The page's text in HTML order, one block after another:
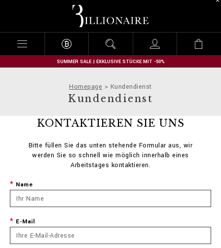
l
l
o
n
r
e
SUMMER SALE | EXKLUSIVE STÜCKE MIT -50%
Homepage Kundendienst
Kundendienst
KONTAKTIEREN SIE UNS
Bitte füllen Sie das unten stehende Formular aus, wir
werden Sie so schnell wie möglich innerhalb eines
Arbeitstages kontaktieren.
Name
E-Mail